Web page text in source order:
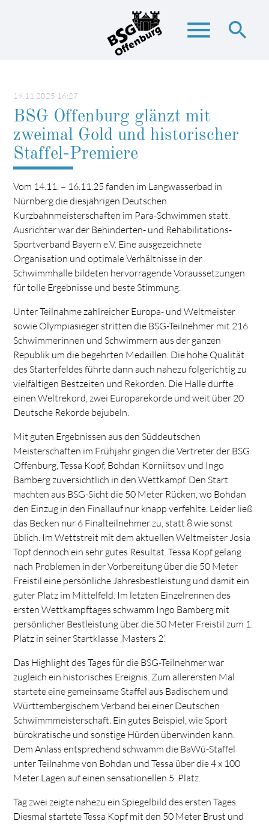
menu search
Suchbegriffe
19.11.2025 16:27
BSG Offenburg glänzt mit
zweimal Gold und historischer
Staffel-Premiere
Vom 14.11. – 16.11.25 fanden im Langwasserbad in
Nürnberg die diesjährigen Deutschen
Kurzbahnmeisterschaften im Para-Schwimmen statt.
Ausrichter war der Behinderten- und Rehabilitations-
Sportverband Bayern e.V. Eine ausgezeichnete
Organisation und optimale Verhältnisse in der
Schwimmhalle bildeten hervorragende Voraussetzungen
für tolle Ergebnisse und beste Stimmung.
Unter Teilnahme zahlreicher Europa- und Weltmeister
sowie Olympiasieger stritten die BSG-Teilnehmer mit 216
Schwimmerinnen und Schwimmern aus der ganzen
Republik um die begehrten Medaillen. Die hohe Qualität
des Starterfeldes führte dann auch nahezu folgerichtig zu
vielfältigen Bestzeiten und Rekorden. Die Halle durfte
einen Weltrekord, zwei Europarekorde und weit über 20
Deutsche Rekorde bejubeln.
Mit guten Ergebnissen aus den Süddeutschen
Meisterschaften im Frühjahr gingen die Vertreter der BSG
Offenburg, Tessa Kopf, Bohdan Korniitsov und Ingo
Bamberg zuversichtlich in den Wettkampf. Den Start
machten aus BSG-Sicht die 50 Meter Rücken, wo Bohdan
den Einzug in den Finallauf nur knapp verfehlte. Leider ließ
das Becken nur 6 Finalteilnehmer zu, statt 8 wie sonst
üblich. Im Wettstreit mit dem aktuellen Weltmeister Josia
Topf dennoch ein sehr gutes Resultat. Tessa Kopf gelang
nach Problemen in der Vorbereitung über die 50 Meter
Freistil eine persönliche Jahresbestleistung und damit ein
guter Platz im Mittelfeld. Im letzten Einzelrennen des
ersten Wettkampftages schwamm Ingo Bamberg mit
persönlicher Bestleistung über die 50 Meter Freistil zum 1.
Platz in seiner Startklasse ‚Masters 2‘.
Das Highlight des Tages für die BSG-Teilnehmer war
zugleich ein historisches Ereignis. Zum allerersten Mal
startete eine gemeinsame Staffel aus Badischem und
Württembergischem Verband bei einer Deutschen
Schwimmmeisterschaft. Ein gutes Beispiel, wie Sport
bürokratische und sonstige Hürden überwinden kann.
Dem Anlass entsprechend schwamm die BaWü-Staffel
unter Teilnahme von Bohdan und Tessa über die 4 x 100
Meter Lagen auf einen sensationellen 5. Platz.
Tag zwei zeigte nahezu ein Spiegelbild des ersten Tages.
Diesmal startete Tessa Kopf mit den 50 Meter Brust und